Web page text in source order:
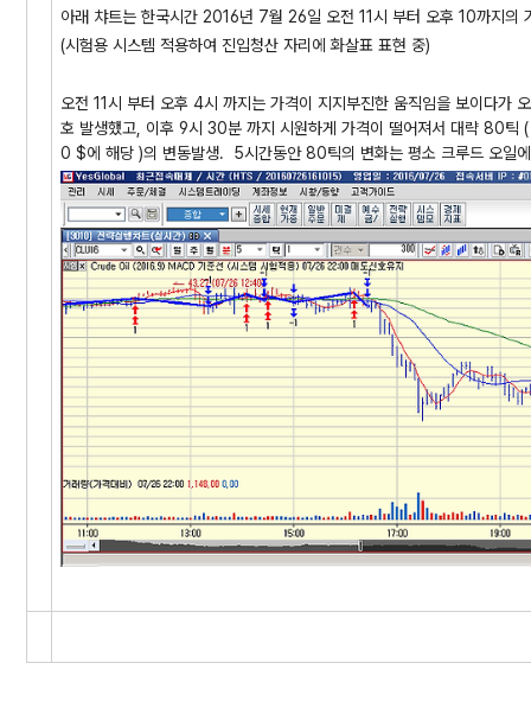
아래 챠트는 한국시간 2016년 7월 26일 오전 11시 부터 오후 10까지
(시험용 시스템 적용하여 진입청산 자리에 화살표 표현 중)
오전 11시 부터 오후 4시 까지는 가격이 지지부진한 움직임을 보이다가
호 발생했고, 이후 9시 30분 까지 시원하게 가격이 떨어져서 대략 80
0 $에 해당 )의 변동발생. 5시간동안 80틱의 변화는 평소 크루드 오일